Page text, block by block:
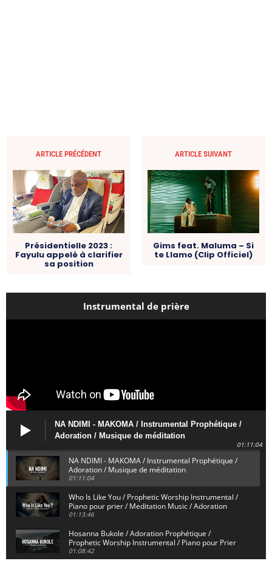
ARTICLE PRÉCÉDENT
Présidentielle 2023 :
Fayulu appelé à clarifier
sa position
ARTICLE SUIVANT
Gims feat. Maluma – Si
te Llamo (Clip Officiel)
Instrumental de prière
NA NDIMI - MAKOMA / Instrumental Prophétique /
Adoration / Musique de méditation
01:11:04
NA NDIMI - MAKOMA / Instrumental Prophétique /
Adoration / Musique de méditation
01:11:04
Who Is Like You / Prophetic Worship Instrumental /
Piano pour prier / Meditation Music / Adoration
01:13:46
Hosanna Bukole / Adoration Prophétique /
Prophetic Worship Instrumental / Piano pour Prier
01:08:42